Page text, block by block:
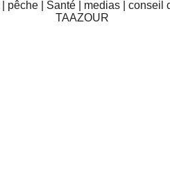
pêche Santé medias |conseil
TAAZOUR